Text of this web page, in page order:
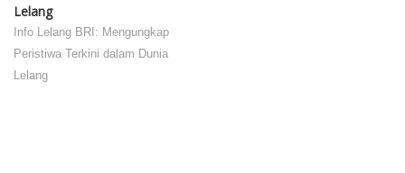
Lelang
Info Lelang BRI: Mengungkap
Peristiwa Terkini dalam Dunia
Lelang